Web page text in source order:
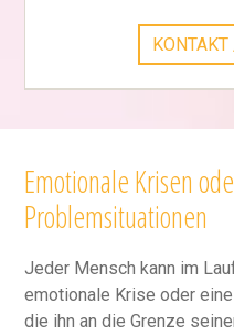
KONTAKT
Emotionale Krisen
Problemsituationen
Jeder Mensch kann im
emotionale Krise oder
die ihn an die Grenze